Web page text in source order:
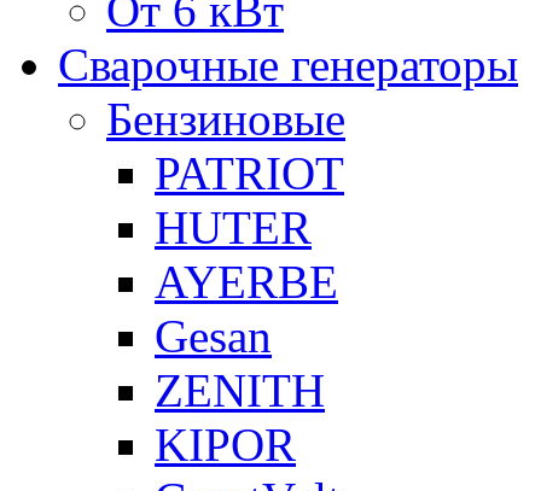
От 6 кВт
Сварочные генераторы
Бензиновые
PATRIOT
HUTER
AYERBE
Gesan
ZENITH
KIPOR